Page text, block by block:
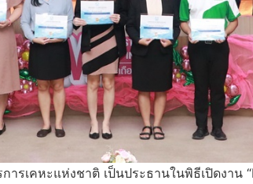
รเคหะแห่งชาติ เป็นประธานในพิธีเปิดงาน